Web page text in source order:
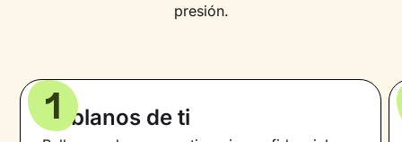
presión.
Háblanos de ti
1